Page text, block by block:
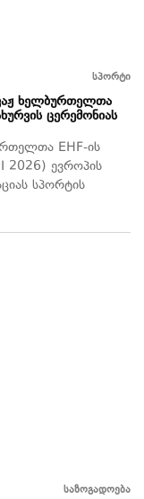
სპორტი
ხელბურთელთა
ცერემონიას
EHF-ის
2026) ევროპის
სპორტის
საზოგადოება